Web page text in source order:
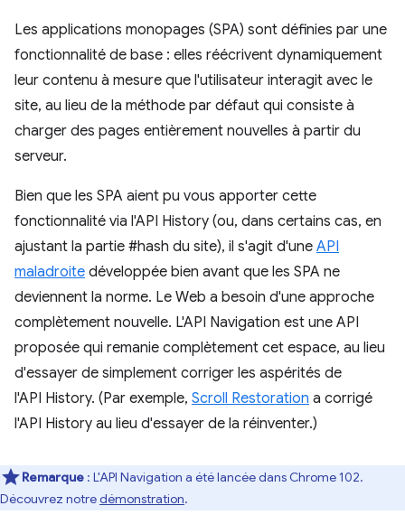
Les applications monopages (SPA) sont définies par une
fonctionnalité de base : elles réécrivent dynamiquement
leur contenu à mesure que l'utilisateur interagit avec le
site, au lieu de la méthode par défaut qui consiste à
charger des pages entièrement nouvelles à partir du
serveur.
Bien que les SPA aient pu vous apporter cette
fonctionnalité via l'API History (ou, dans certains cas, en
ajustant la partie #hash du site), il s'agit d'une API
maladroite développée bien avant que les SPA ne
deviennent la norme. Le Web a besoin d'une approche
complètement nouvelle. L'API Navigation est une API
proposée qui remanie complètement cet espace, au lieu
d'essayer de simplement corriger les aspérités de
l'API History. (Par exemple, Scroll Restoration a corrigé
l'API History au lieu d'essayer de la réinventer.)
Remarque : L'API Navigation a été lancée dans Chrome 102.
Découvrez notredémonstration.